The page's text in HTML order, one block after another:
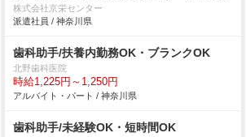
エアドライバーを使用しての車用シートの
組付け・製品の検査作業/即入寮/製造・工
場
株式会社京栄センター
派遣社員 / 神奈川県
歯科助手/扶養内勤務OK・ブランクOK
北野歯科医院
時給1,225円～1,250円
アルバイト・パート / 神奈川県
歯科助手/未経験OK・短時間OK